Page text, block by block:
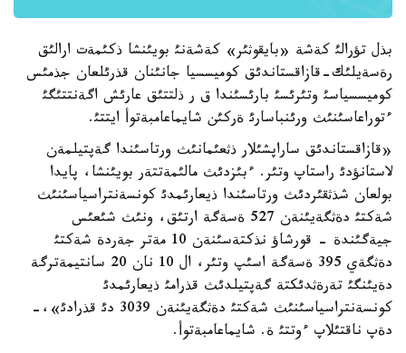
بذل تؤرالئ كةشة «بايقوثئر» كةشةنئ بويئنشا ذكئمةت ارالئق
رةسةيلئك-قازاقستاندئق كوميسسيا جانئنان قذرئلعان جذمئس
كوميسسياسئ وتئرئسئ بارئسئندا ق ر ذلتتئق عارئش اگةنتتئگئ
ءتوراعاسئنئث ورئنباسارئ ةركئن شايماعامبةتوأ ايتتئ.
«قازاقستاندئق ساراپشئلار ذثعئمانئث ورتاسئندا گةپتيلمةن
لاستانؤدئ راستاپ وتئر. ءبئزدئث مالئمةتتةر بويئنشا، پايدا
بولعان شذثقئردئث ورتاسئندا ذيعارئمدئ كونسةنتراسياسئنئث
شةكتئ دةثگةيئنةن 527 ةسةگة ارتئق، ونئث شئعئس
جيةگئندة - قورشاؤ نذكتةسئنةن 10 مةتر جةردة شةكتئ
دةثگةي 395 ةسةگة اسئپ وتئر، ال 10 نان 20 سانتيمةترگة
دةيئنگئ تةرةثدئكتة گةپتيلدئث قذرامئ ذيعارئمدئ
كونسةنتراسياسئنئث شةكتئ دةثگةيئنةن 3039 دئ قذرادئ»،-
دةپ ناقتئلاپ ءوتتئ ة. شايماعامبةتوأ.